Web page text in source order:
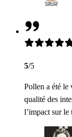
5/5
Pollen a été le
qualité des
l’impact sur le